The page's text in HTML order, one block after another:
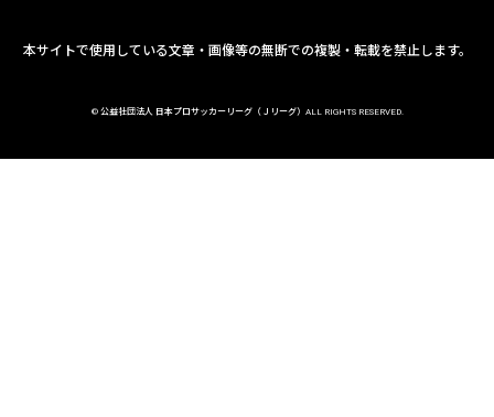
本サイトで使用している文章・画像等の無断での複製・転載を禁止します。
© 公益社団法人 日本プロサッカーリーグ（Ｊリーグ）ALL RIGHTS RESERVED.